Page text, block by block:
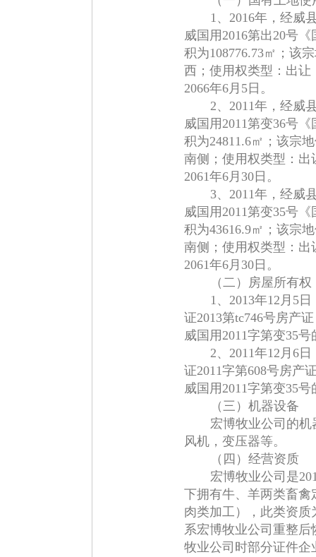
1、2016年，经威
威国用2016第出20号
积为108776.73㎡；该
西；使用权类型：出
2066年6月5日。
2、2011年，经威
威国用2011第变36号
积为24811.6㎡；该宗
南侧；使用权类型：
2061年6月30日。
3、2011年，经威
威国用2011第变35号
积为43616.9㎡；该宗
南侧；使用权类型：
2061年6月30日。
（二）房屋所有权
1、2013年12月5
证2013第tc746号房产
威国用2011字第变35
2、2011年12月6
证2011字第608号房产
威国用2011字第变35
（三）机器设备
宏博牧业公司的
风机，变压器等。
（四）经营资质
宏博牧业公司是
下拥有牛、羊两类畜
肉类加工），此类资
系宏博牧业公司重整
牧业公司时部分证件